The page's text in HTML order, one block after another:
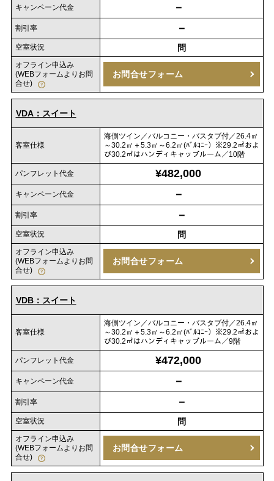
キャンペーン代金 －
割引率 －
空室状況 問
オフライン申込み
(WEBフォームよりお問
合せ)
お問合せフォーム
VDA：スイート
客室仕様
海側ツイン／バルコニー・バスタブ付／26.4㎡
～30.2㎡＋5.3㎡～6.2㎡(ﾊﾞﾙｺﾆｰ）※29.2㎡およ
び30.2㎡はハンディキャップルーム／10階
パンフレット代金 ¥482,000
キャンペーン代金 －
割引率 －
空室状況 問
オフライン申込み
(WEBフォームよりお問
合せ)
お問合せフォーム
VDB：スイート
客室仕様
海側ツイン／バルコニー・バスタブ付／26.4㎡
～30.2㎡＋5.3㎡～6.2㎡(ﾊﾞﾙｺﾆｰ）※29.2㎡およ
び30.2㎡はハンディキャップルーム／9階
パンフレット代金 ¥472,000
キャンペーン代金 －
割引率 －
空室状況 問
オフライン申込み
(WEBフォームよりお問
合せ)
お問合せフォーム